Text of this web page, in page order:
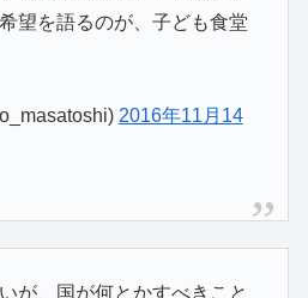
望を語るのが、子ども食堂
2016年11月14
が、国が何とかすべきこと